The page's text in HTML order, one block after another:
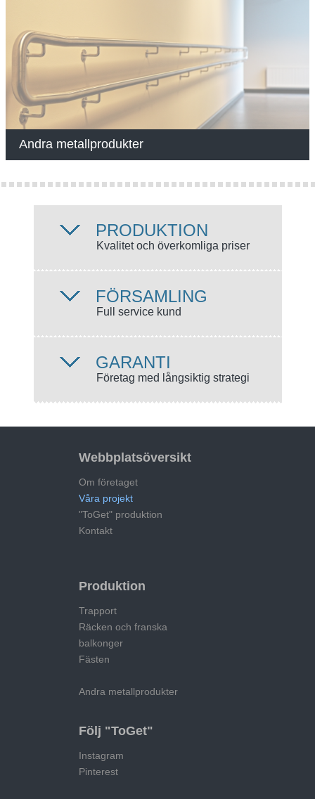
Andra metallprodukter
PRODUKTION
Kvalitet och överkomliga priser
FÖRSAMLING
Full service kund
GARANTI
Företag med långsiktig strategi
Webbplatsöversikt
Om företaget
Våra projekt
"ToGet" produktion
Kontakt
Produktion
Trapport
Räcken och franska
balkonger
Fästen
Andra metallprodukter
Följ "ToGet"
Instagram
Pinterest